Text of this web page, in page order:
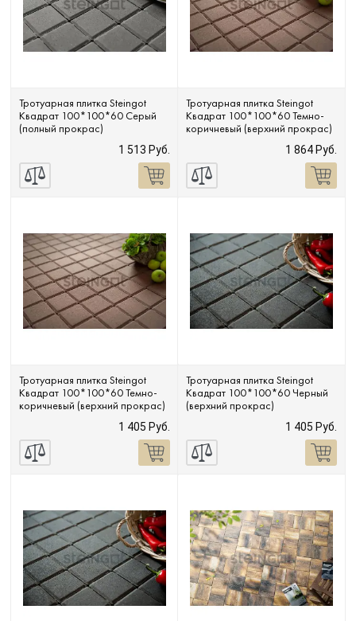
Тротуарная плитка Steingot
Квадрат 100*100*60 Серый
(полный прокрас)
1 513 Руб.
Тротуарная плитка Steingot
Квадрат 100*100*60 Темно-
коричневый (верхний прокрас)
1 864 Руб.
Тротуарная плитка Steingot
Квадрат 100*100*60 Темно-
коричневый (верхний прокрас)
1 405 Руб.
Тротуарная плитка Steingot
Квадрат 100*100*60 Черный
(верхний прокрас)
1 405 Руб.